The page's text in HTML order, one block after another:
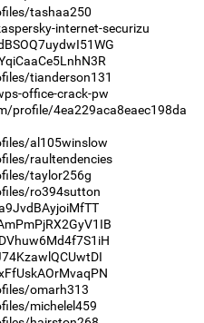
tashaa250
internet-securizu
tianderson131
office-crack-pw
profile/4ea229aca8eaec198da
al105winslow
raultendencies
taylor256g
ro394sutton
omarh313
michelel459